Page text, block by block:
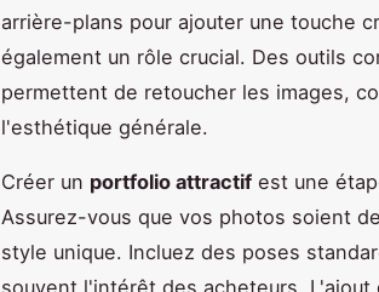
arrière-plans pour ajouter une touche
également un rôle crucial. Des outils
permettent de retoucher les images,
l'esthétique générale.
Créer un portfolio attractif est une
Assurez-vous que vos photos soient
style unique. Incluez des poses
souvent l'intérêt des acheteurs.